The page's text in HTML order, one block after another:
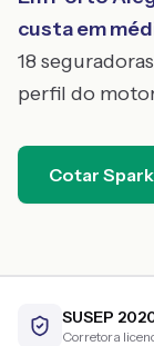
custa em
18
perfil do
Cotar Spark
SUSEP
Corretora